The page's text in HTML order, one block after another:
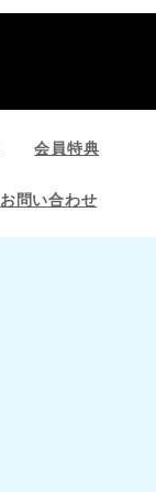
会員特典
お問い合わせ